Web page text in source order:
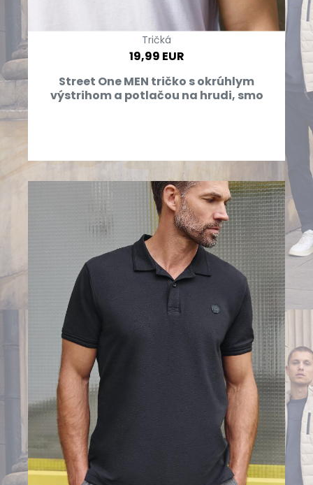
Tričká
19,99 EUR
Street One MEN tričko s okrúhlym
výstrihom a potlačou na hrudi, smo